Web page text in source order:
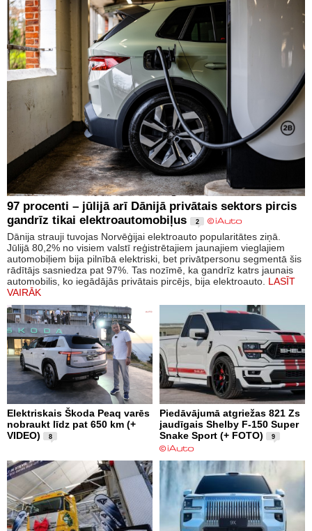
97 procenti – jūlijā arī Dānijā privātais sektors pircis
gandrīz tikai elektroautomobiļus
2
Dānija strauji tuvojas Norvēģijai elektroauto popularitātes ziņā.
Jūlijā 80,2% no visiem valstī reģistrētajiem jaunajiem vieglajiem
automobiļiem bija pilnībā elektriski, bet privātpersonu segmentā šis
rādītājs sasniedza pat 97%. Tas nozīmē, ka gandrīz katrs jaunais
automobilis, ko iegādājās privātais pircējs, bija elektroauto. LASĪT
VAIRĀK
Elektriskais Škoda Peaq varēs
nobraukt līdz pat 650 km (+
VIDEO)
8
Piedāvājumā atgriežas 821 Zs
jaudīgais Shelby F-150 Super
Snake Sport (+ FOTO)
9